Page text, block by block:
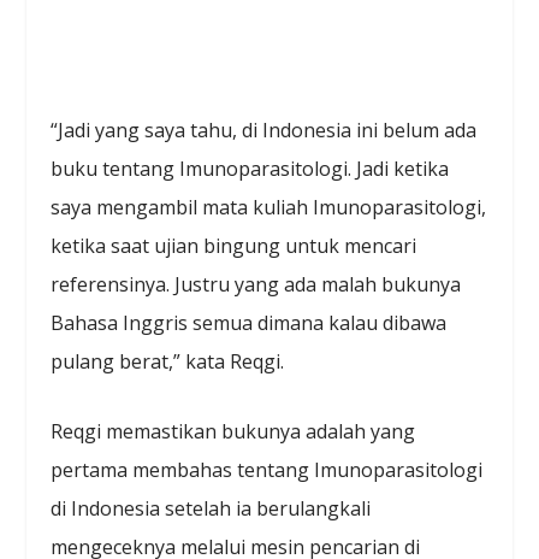
“Jadi yang saya tahu, di Indonesia ini belum ada
buku tentang Imunoparasitologi. Jadi ketika
saya mengambil mata kuliah Imunoparasitologi,
ketika saat ujian bingung untuk mencari
referensinya. Justru yang ada malah bukunya
Bahasa Inggris semua dimana kalau dibawa
pulang berat,” kata Reqgi.
Reqgi memastikan bukunya adalah yang
pertama membahas tentang Imunoparasitologi
di Indonesia setelah ia berulangkali
mengeceknya melalui mesin pencarian di